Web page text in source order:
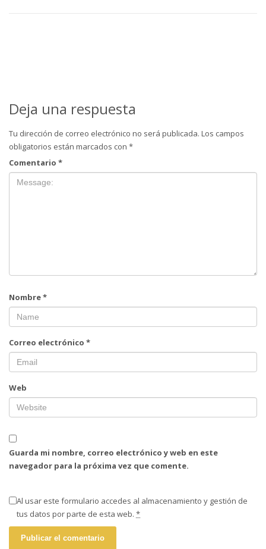
Deja una respuesta
Tu dirección de correo electrónico no será publicada. Los campos
obligatorios están marcados con *
Comentario *
Nombre*
Correo electrónico *
Web
Guarda mi nombre, correo electrónico y web en este
navegador para la próxima vez que comente.
Al usar este formulario accedes al almacenamiento y gestión de
tus datos por parte de esta web. *